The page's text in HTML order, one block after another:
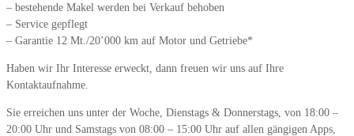
– bestehende Makel werden bei Verkauf behoben
– Service gepflegt
– Garantie 12 Mt./20’000 km auf Motor und Getriebe*
Haben wir Ihr Interesse erweckt, dann freuen wir uns auf Ihre
Kontaktaufnahme.
Sie erreichen uns unter der Woche, Dienstags & Donnerstags, von 18:00 –
20:00 Uhr und Samstags von 08:00 – 15:00 Uhr auf allen gängigen Apps,